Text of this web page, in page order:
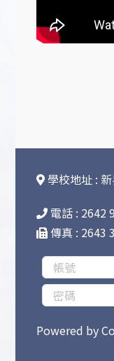
學校地址 :
電話 : 2642
傳真 : 2643
Powered by